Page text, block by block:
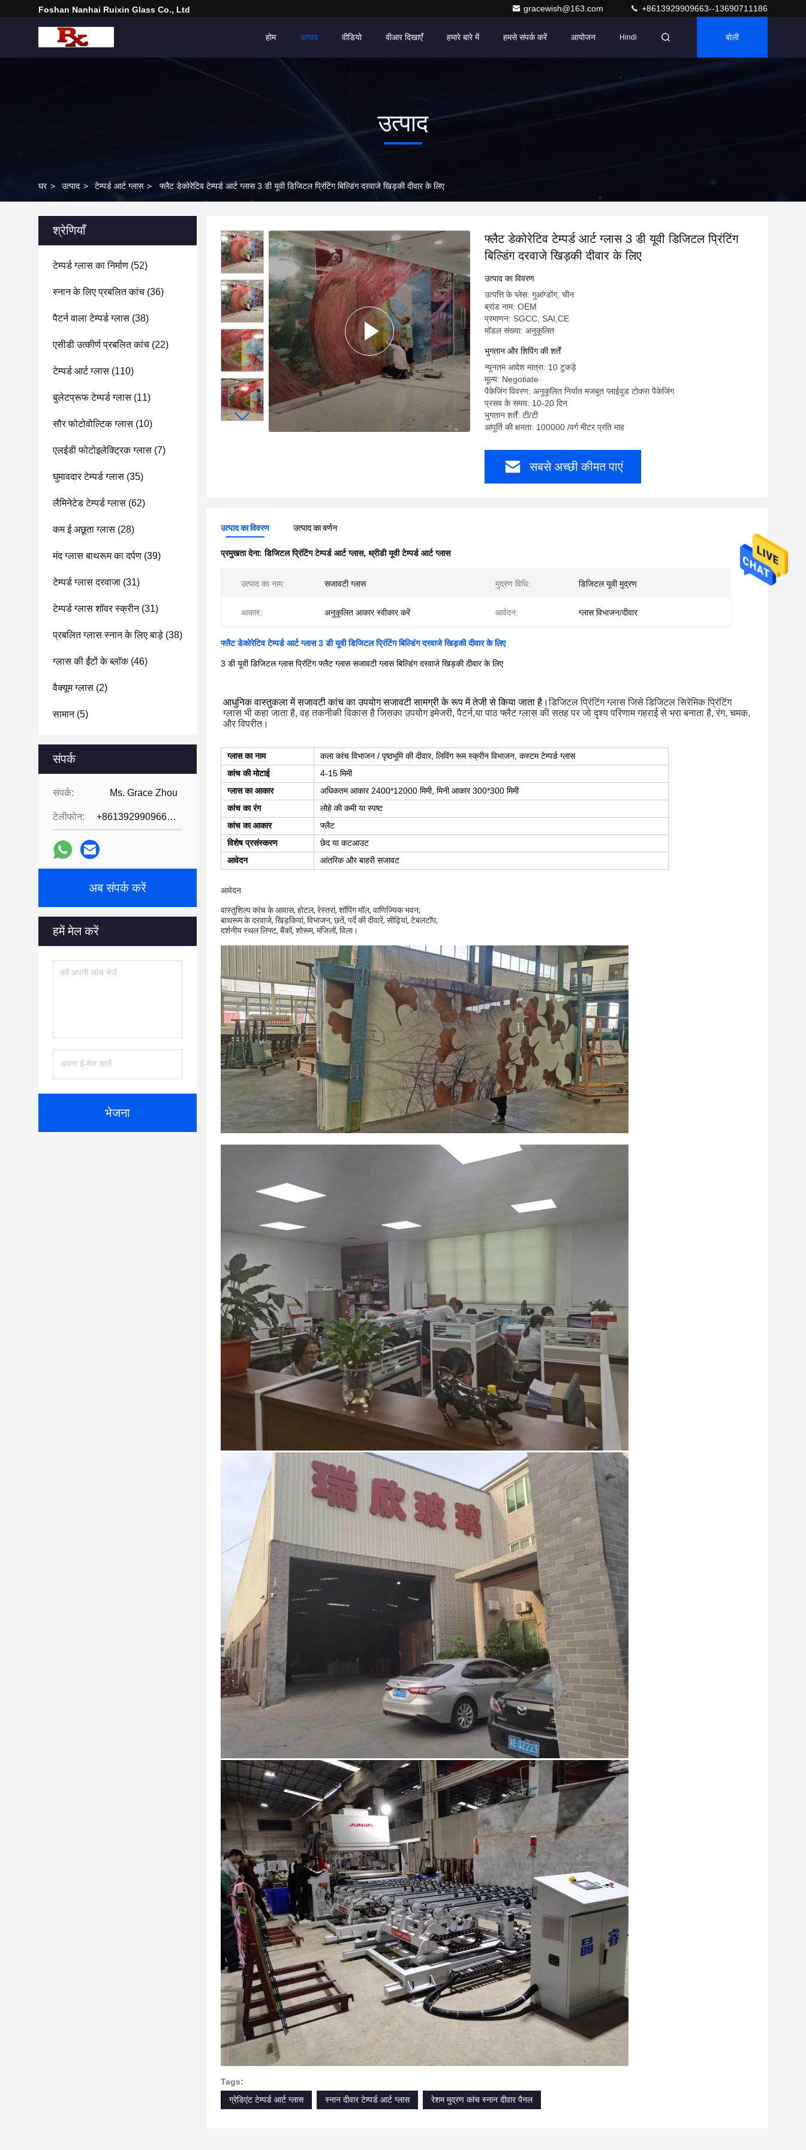
Foshan Nanhai Ruixin Glass Co., Ltd gracewish@163.com +8613929909663--13690711186
होम उत्पाद वीडियो वीआर दिखाएँ हमारे बारे में हमसे संपर्क करें आयोजन Hindi बोली
उत्पाद
घर > उत्पाद > टेम्पर्ड आर्ट ग्लास > फ्लैट डेकोरेटिव टेम्पर्ड आर्ट ग्लास 3 डी यूवी डिजिटल प्रिंटिंग बिल्डिंग दरवाजे खिड़की दीवार के लिए
श्रेणियाँ
टेम्पर्ड ग्लास का निर्माण (52)
स्नान के लिए प्रबलित कांच (36)
पैटर्न वाला टेम्पर्ड ग्लास (38)
एसीडी उत्कीर्ण प्रबलित कांच (22)
टेम्पर्ड आर्ट ग्लास (110)
बुलेटप्रूफ टेम्पर्ड ग्लास (11)
सौर फोटोवोल्टिक ग्लास (10)
एलईडी फोटोइलेक्ट्रिक ग्लास (7)
घुमावदार टेम्पर्ड ग्लास (35)
लैमिनेटेड टेम्पर्ड ग्लास (62)
कम ई अछूता ग्लास (28)
मंद ग्लास बाथरूम का दर्पण (39)
टेम्पर्ड ग्लास दरवाजा (31)
टेम्पर्ड ग्लास शॉवर स्क्रीन(31)
प्रबलित ग्लास स्नान के लिए बाड़े (38)
ग्लास की ईंटों के ब्लॉक(46)
वैक्यूम ग्लास (2)
सामान(5)
संपर्क
संपर्क: Ms. Grace Zhou
टेलीफोन: +8613929909663--13690711186
अब संपर्क करें
हमें मेल करें
भेजना
फ्लैट डेकोरेटिव टेम्पर्ड आर्ट ग्लास 3 डी यूवी डिजिटल प्रिंटिंग
बिल्डिंग दरवाजे खिड़की दीवार के लिए
उत्पाद का विवरण
उत्पत्ति के प्लेस: गुआंग्डोंग, चीन
ब्रांड नाम: OEM
प्रमाणन: SGCC, SAI,CE
मॉडल संख्या: अनुकूलित
भुगतान और शिपिंग की शर्तें
न्यूनतम आदेश मात्रा: 10 टुकड़े
मूल्य: Negotiate
पैकेजिंग विवरण: अनुकूलित निर्यात मजबूत प्लाईवुड टोकरा पैकेजिंग
प्रसव के समय: 10-20 दिन
भुगतान शर्तें: टी/टी
आपूर्ति की क्षमता: 100000 /वर्ग मीटर प्रति माह
सबसे अच्छी कीमत पाएं
उत्पाद का विवरण उत्पाद का वर्णन
प्रमुखता देना:डिजिटल प्रिंटिंग टेम्पर्ड आर्ट ग्लास, थ्रीडी यूवी टेम्पर्ड आर्ट ग्लास
उत्पाद का नाम: सजावटी ग्लास मुद्रण विधि: डिजिटल यूवी मुद्रण
आकार: अनुकूलित आकार स्वीकार करें आवेदन: ग्लास विभाजन/दीवार
फ्लैट डेकोरेटिव टेम्पर्ड आर्ट ग्लास 3 डी यूवी डिजिटल प्रिंटिंग बिल्डिंग दरवाजे खिड़की दीवार के लिए
3 डी यूवी डिजिटल ग्लास प्रिंटिंग फ्लैट ग्लास सजावटी ग्लास बिल्डिंग दरवाजे खिड़की दीवार के लिए
आधुनिक वास्तुकला में सजावटी कांच का उपयोग सजावटी सामग्री के रूप में तेजी से किया जाता है।डिजिटल प्रिंटिंग ग्लास जिसे डिजिटल सिरेमिक प्रिंटिंग
ग्लास भी कहा जाता है, वह तकनीकी विकास है जिसका उपयोग इमेजरी, पैटर्न,या पाठ फ्लैट ग्लास की सतह पर जो दृश्य परिणाम गहराई से भरा बनाता है, रंग, चमक,
और विपरीत।
ग्लास का नाम
कला कांच विभाजन / पृष्ठभूमि की दीवार, लिविंग रूम स्क्रीन विभाजन, कस्टम टेम्पर्ड ग्लास
कांच की मोटाई
4-15 मिमी
ग्लास का आकार
अधिकतम आकार 2400*12000 मिमी, मिनी आकार 300*300 मिमी
कांच का रंग
लोहे की कमी या स्पष्ट
कांच का आकार
फ्लैट
विशेष प्रसंस्करण
छेद या कटआउट
आवेदन
आंतरिक और बाहरी सजावट
आवेदन
वास्तुशिल्प कांच के आवास, होटल, रेस्तरां, शॉपिंग मॉल, वाणिज्यिक भवन;
बाथरूम के दरवाजे, खिड़कियां, विभाजन, छतें, पर्दे की दीवारें, सीढ़ियां, टेबलटॉप;
दर्शनीय स्थल लिफ्ट, बैंकों, शोरूम, मंजिलों, विला।
Tags:
ग्रेडिएंट टेम्पर्ड आर्ट ग्लास
स्नान दीवार टेम्पर्ड आर्ट ग्लास रेशम मुद्रण कांच स्नान दीवार पैनल